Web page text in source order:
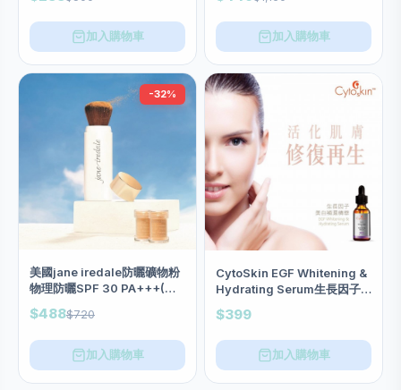
加入購物車 加入購物車
-32%
美國jane iredale防曬礦物粉
物理防曬SPF 30 PA+++(限
$488$720
加入購物車
CytoSkin EGF Whitening &
Hydrating Serum生長因子
$399
加入購物車